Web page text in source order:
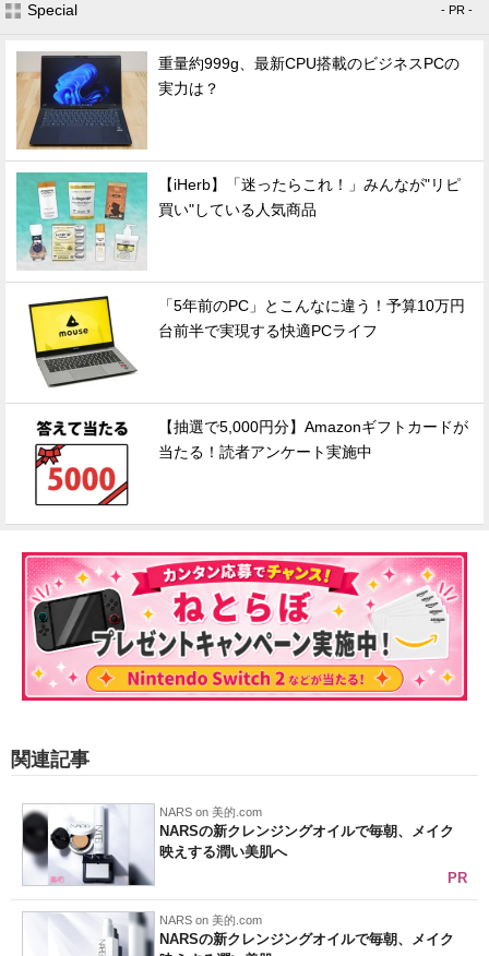
Special - PR -
重量約999g、最新CPU搭載のビジネスPCの
実力は？
【iHerb】「迷ったらこれ！」みんなが"リピ
買い"している人気商品
「5年前のPC」とこんなに違う！予算10万円
台前半で実現する快適PCライフ
【抽選で5,000円分】Amazonギフトカードが
当たる！読者アンケート実施中
関連記事
NARS on 美的.com
NARSの新クレンジングオイルで毎朝、メイク
映えする潤い美肌へ
PR
NARS on 美的.com
NARSの新クレンジングオイルで毎朝、メイク